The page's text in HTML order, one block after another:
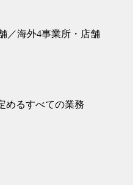
／海外4事業所・店舗
めるすべての業務